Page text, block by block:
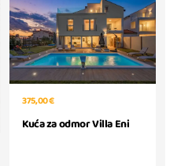
375,00 €
Kuća za odmor Villa Eni